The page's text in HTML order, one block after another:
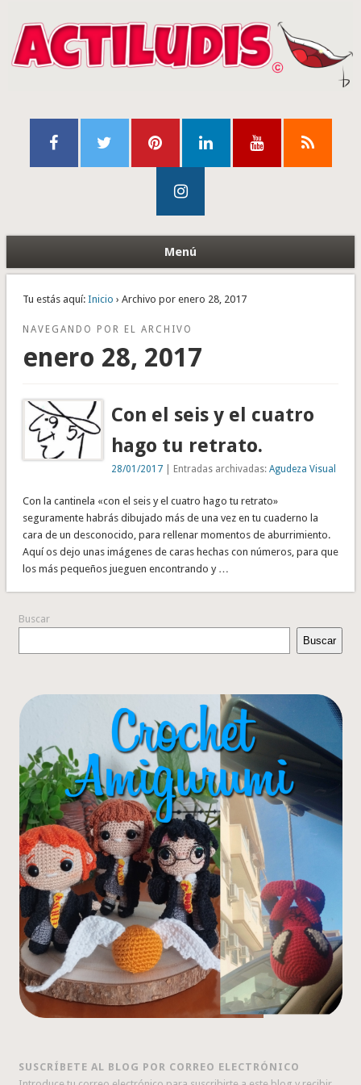
Menú
Tu estás aquí: Inicio › Archivo por enero 28, 2017
NAVEGANDO POR EL ARCHIVO
enero 28, 2017
Con el seis y el cuatro
hago tu retrato.
28/01/2017 | Entradas archivadas:Agudeza Visual
Con la cantinela «con el seis y el cuatro hago tu retrato»
seguramente habrás dibujado más de una vez en tu cuaderno la
cara de un desconocido, para rellenar momentos de aburrimiento.
Aquí os dejo unas imágenes de caras hechas con números, para que
los más pequeños jueguen encontrando y …
Buscar
Buscar
SUSCRÍBETE AL BLOG POR CORREO ELECTRÓNICO